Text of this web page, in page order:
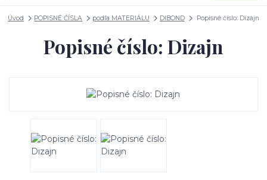
Úvod POPISNÉ ČÍSLA podľa MATERIÁLU DIBOND Popisné číslo: Dizajn
Popisné číslo: Dizajn